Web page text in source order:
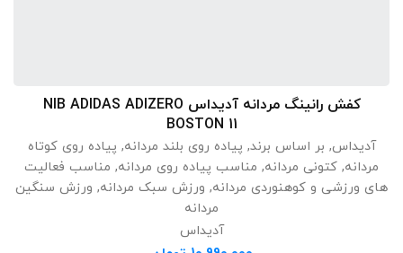
انتخاب گزینه هاکفش رانینگ مردانه آدیداس NIB ADIDAS ADIZERO
BOSTON 11
آدیداس, بر اساس برند, پیاده روی بلند مردانه, پیاده روی کوتاه
مردانه, کتونی مردانه, مناسب پیاده روی مردانه, مناسب فعالیت
های ورزشی و کوهنوردی مردانه, ورزش سبک مردانه, ورزش سنگین
مردانه
آدیداس